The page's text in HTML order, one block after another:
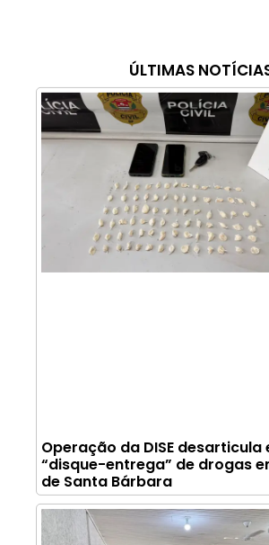
ÚLTIMAS
Operação da DISE desarticula
“disque-entrega” de drogas
de Santa Bárbara
Anunciar ou recomendar